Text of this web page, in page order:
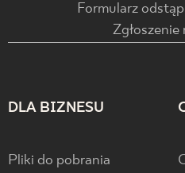
Formularz
Zgłoszenie
DLA BIZNESU
Pliki do pobrania